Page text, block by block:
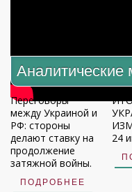
Переговоры
между Украиной и
РФ: стороны
делают ставку на
продолжение
затяжной войны.
ПОДРОБНЕЕ
24